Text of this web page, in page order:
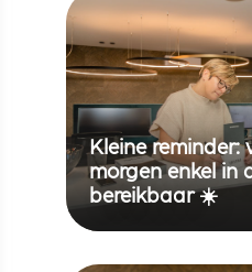
Kleine reminder:
morgen enkel in
bereikbaar ☀️